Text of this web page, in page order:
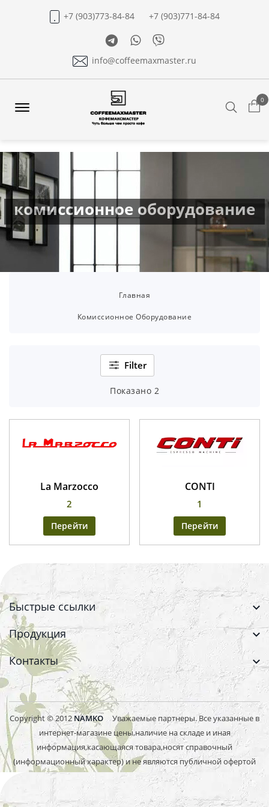
+7 (903)773-84-84
+7 (903)771-84-84
TelegramWhatsapp
Viber
info@coffeemaxmaster.ru
Open
0
комиссионное оборудование
Главная
Комиссионное Оборудование
Filter
Показано 2
La Marzocco
2
Перейти
CONTI
1
Перейти
Быстрые ссылки
Продукция
Контакты
Copyright © 2012 NAMKO Уважаемые партнеры. Все указанные в
интернет-магазине цены,наличие на складе и иная
информация,касающаяся товара,носят справочный
(информационный характер) и не являются публичной офертой